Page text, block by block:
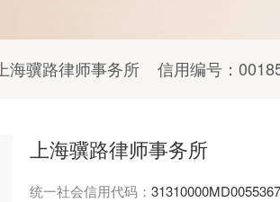
上海骥路律师事务所 信用编号：
上海骥路律师事务所
统一社会信用代码：